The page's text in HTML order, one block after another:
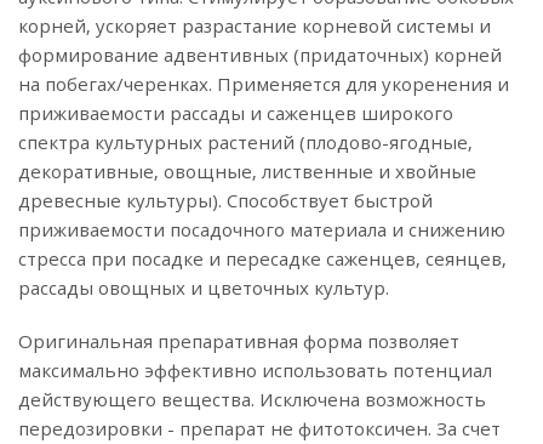
корней, ускоряет разрастание корневой системы и
формирование адвентивных (придаточных) корней
на побегах/черенках. Применяется для укоренения и
приживаемости рассады и саженцев широкого
спектра культурных растений (плодово-ягодные,
декоративные, овощные, лиственные и хвойные
древесные культуры). Способствует быстрой
приживаемости посадочного материала и снижению
стресса при посадке и пересадке саженцев, сеянцев,
рассады овощных и цветочных культур.
Оригинальная препаративная форма позволяет
максимально эффективно использовать потенциал
действующего вещества. Исключена возможность
передозировки - препарат не фитотоксичен. За счет